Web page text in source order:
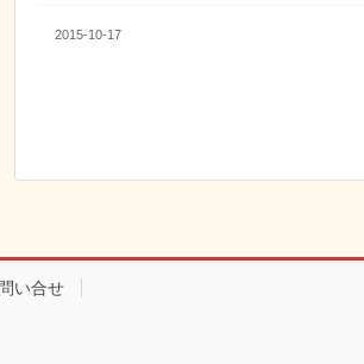
2015-10-17
い合せ